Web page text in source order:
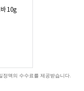
정액의 수수료를 제공받습니다.